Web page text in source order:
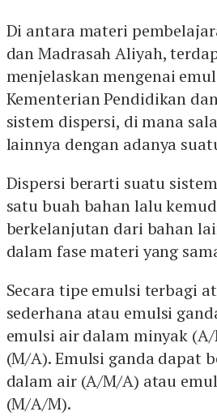
Di antara materi
dan Madrasah Aliyah,
menjelaskan mengenai
Kementerian Pendidikan
sistem dispersi, di mana
lainnya dengan adanya
Dispersi berarti suatu
satu buah bahan lalu
berkelanjutan dari bahan
dalam fase materi yang
Secara tipe emulsi terbagi
sederhana atau emulsi
emulsi air dalam minyak
(M/A). Emulsi ganda dapat
dalam air (A/M/A) atau
(M/A/M).